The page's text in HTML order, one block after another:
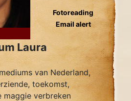
Fotoreading
Email alert
Laura
van Nederland,
toekomst,
verbreken